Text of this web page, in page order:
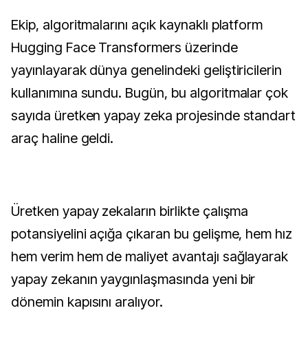
Ekip, algoritmalarını açık kaynaklı platform
Hugging Face Transformers üzerinde
yayınlayarak dünya genelindeki geliştiricilerin
kullanımına sundu. Bugün, bu algoritmalar çok
sayıda üretken yapay zeka projesinde standart
araç haline geldi.
Üretken yapay zekaların birlikte çalışma
potansiyelini açığa çıkaran bu gelişme, hem hız
hem verim hem de maliyet avantajı sağlayarak
yapay zekanın yaygınlaşmasında yeni bir
dönemin kapısını aralıyor.